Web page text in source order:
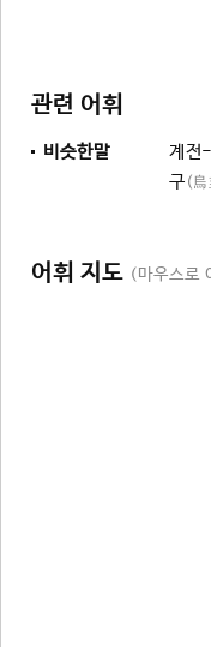
관련 어휘
비슷한말 계전
구 (
어휘 지도 (마우스로